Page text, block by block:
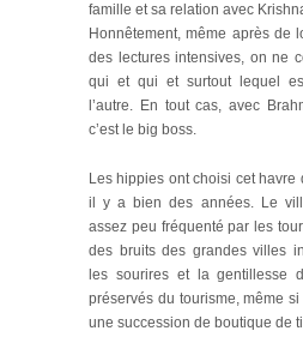
famille et sa relation avec
Honnêtement, même après de
des lectures intensives, on ne
qui et qui et surtout lequel
l’autre. En tout cas, avec
c’est le big boss.
Les hippies ont choisi cet havre
il y a bien des années. Le
assez peu fréquenté par les
des bruits des grandes villes
les sourires et la gentillesse
préservés du tourisme, même
une succession de boutique de